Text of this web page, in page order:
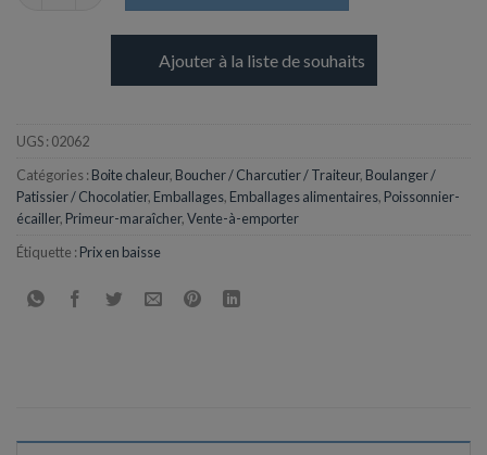
Ajouter à la liste de souhaits
UGS : 02062
Catégories : Boite chaleur, Boucher / Charcutier / Traiteur, Boulanger /
Patissier / Chocolatier, Emballages, Emballages alimentaires, Poissonnier-
écailler, Primeur-maraîcher,Vente-à-emporter
Étiquette : Prix en baisse